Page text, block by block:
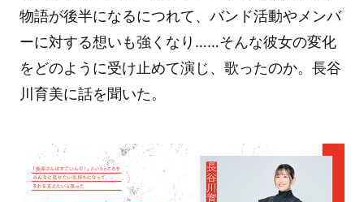
物語が後半になるにつれて、バンド活動やメンバ
ーに対する想いも強くなり……そんな彼女の変化
をどのように受け止めて演じ、歌ったのか。長谷
川育美に話を聞いた。